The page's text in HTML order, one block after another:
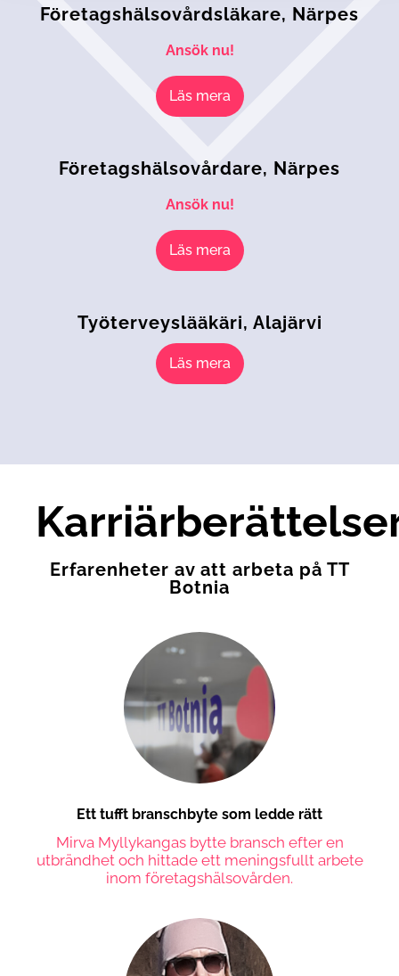
Företags­hälsovårds­läkare, Närpes
Ansök nu!
Läs mera
Företags­hälso­vårdare, Närpes
Ansök nu!
Läs mera
Työterveyslääkäri, Alajärvi
Läs mera
Erfarenheter av att arbeta på TT
Botnia
Ett tufft branschbyte som ledde rätt
Mirva Myllykangas bytte bransch efter en
utbrändhet och hittade ett meningsfullt arbete
inom företagshälsovården.